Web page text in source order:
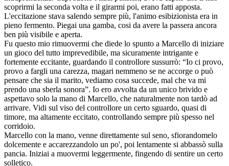
scoprirmi la seconda volta e il girarmi poi, erano fatti apposta.
L'eccitazione stava salendo sempre più, l'animo esibizionista era in
pieno fermento. Piegai una gamba, cosi da avere la passera ancora
ben più visibile e aperta.
Fu questo mio rimuovermi che diede lo spunto a Marcello di iniziare
un gioco del tutto imprevedibile, ma sicuramente intrigante e
fortemente eccitante, guardando il controllore sussurrò: “Io ci provo,
provo a fargli una carezza, magari nemmeno se ne accorge o può
pensare che sia il marito, vediamo cosa succede, mal che va mi
prendo una sberla sonora”. Io ero avvolta da un unico brivido e
aspettavo solo la mano di Marcello, che naturalmente non tardò ad
arrivare. Vidi sul viso del controllore un certo sguardo, quasi di
timore, ma altamente eccitato, controllando sempre più spesso nel
corridoio.
Marcello con la mano, venne direttamente sul seno, sfiorandomelo
dolcemente e accarezzandolo un po', poi lentamente si abbassò sulla
pancia. Iniziai a muovermi leggermente, fingendo di sentire un certo
solletico.